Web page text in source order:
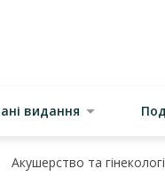
видання
Акушерство та